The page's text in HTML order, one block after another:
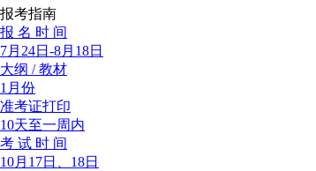
报考指南
报 名 时 间
7月24日-8月18日
大纲 / 教材
1月份
准考证打印
10天至一周内
考 试 时 间
10月17日、18日